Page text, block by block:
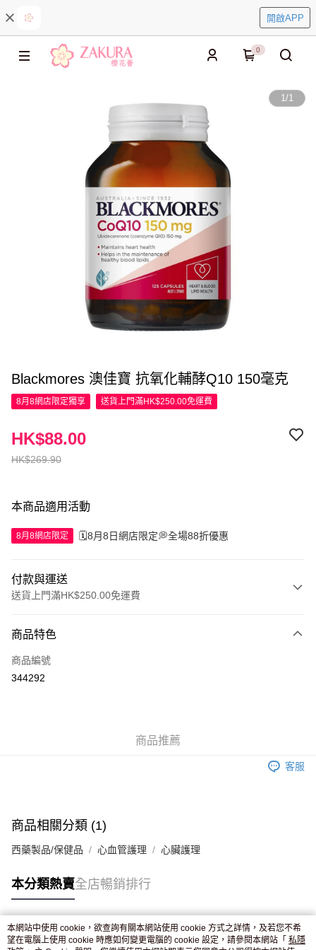
開啟APP
0
1/1
Blackmores 澳佳寶 抗氧化輔酵Q10 150毫克
8月8網店限定獨享 送貨上門滿HK$250.00免運費
HK$269.90
HK$88.00
本商品適用活動
8月8網店限定 🗓️8月8日網店限定💭全場88折優惠
付款與運送
送貨上門滿HK$250.00免運費
信用卡
Apple Pay
付款後門市自取，訂單確認後2-4個工作天到店，7天內取。逾期後
商品特色
商品編號
344292
商品推薦
客服
商品相關分類 (1)
西藥製品/保健品 心血管護理 心臟護理
本分類熱賣全店暢銷排行
熱門標籤
本網站中使用 cookie，欲查詢有關本網站使用 cookie 方式之詳情，及若您不希
望在電腦上使用 cookie 時應如何變更電腦的 cookie 設定，請參閱本網站「 私隱